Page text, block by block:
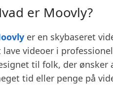
er Moovly?
er en skybaseret
lave videoer i
til folk, der ønsker
tid eller penge på